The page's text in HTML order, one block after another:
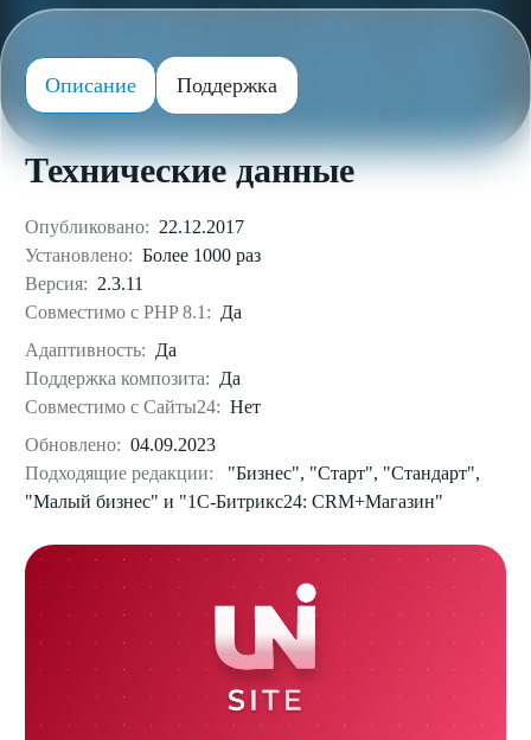
Описание Поддержка
Технические данные
Опубликовано: 22.12.2017
Установлено: Более 1000 раз
Версия: 2.3.11
Совместимо с PHP 8.1: Да
Адаптивность: Да
Поддержка композита: Да
Совместимо с Сайты24: Нет
Обновлено: 04.09.2023
Подходящие редакции:
"Бизнес", "Старт", "Стандарт",
"Малый бизнес" и "1С-Битрикс24: CRM+Магазин"